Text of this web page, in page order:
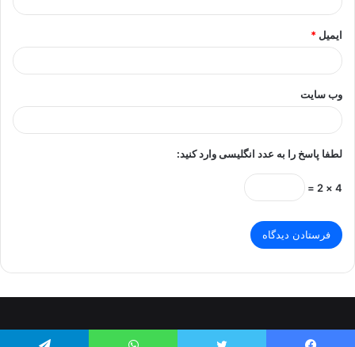
ایمیل *
وب‌ سایت
لطفا پاسخ را به عدد انگلیسی وارد کنید:
4 × 2 =